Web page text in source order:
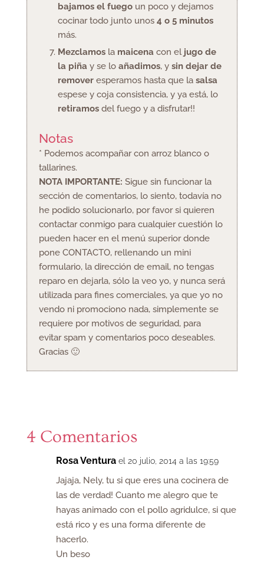
bajamos el fuegoun poco y dejamos
cocinar todo junto unos 4 o 5 minutos
más.
Mezclamos la maicena con el jugo de
la piña y se lo añadimos, y sin dejar de
removeresperamos hasta que la salsa
espese y coja consistencia, y ya está, lo
retiramos del fuego y a disfrutar!!
Notas
* Podemos acompañar con arroz blanco o
tallarines.
NOTA IMPORTANTE: Sigue sin funcionar la
sección de comentarios, lo siento, todavía no
he podido solucionarlo, por favor si quieren
contactar conmigo para cualquier cuestión lo
pueden hacer en el menú superior donde
pone CONTACTO, rellenando un mini
formulario, la dirección de email, no tengas
reparo en dejarla, sólo la veo yo, y nunca será
utilizada para fines comerciales, ya que yo no
vendo ni promociono nada, simplemente se
requiere por motivos de seguridad, para
evitar spam y comentarios poco deseables.
Gracias 🙂
4 Comentarios
Rosa Ventura el 20 julio, 2014 a las 19:59
Jajaja, Nely, tu si que eres una cocinera de
las de verdad! Cuanto me alegro que te
hayas animado con el pollo agridulce, si que
está rico y es una forma diferente de
hacerlo.
Un beso